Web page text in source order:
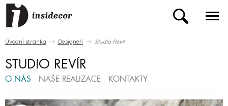
Úvodní stránka Designéři Studio Revír
STUDIO REVÍR
O NÁS NAŠE REALIZACE KONTAKTY